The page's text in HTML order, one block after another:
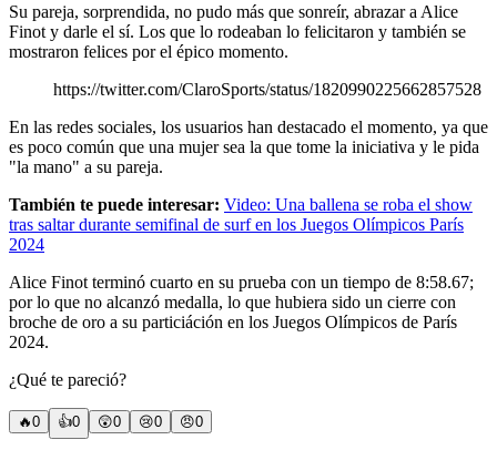
Su pareja, sorprendida, no pudo más que sonreír, abrazar a Alice
Finot y darle el sí. Los que lo rodeaban lo felicitaron y también se
mostraron felices por el épico momento.
https://twitter.com/ClaroSports/status/1820990225662857528
En las redes sociales, los usuarios han destacado el momento, ya que
es poco común que una mujer sea la que tome la iniciativa y le pida
"la mano" a su pareja.
También te puede interesar: Video: Una ballena se roba el show
tras saltar durante semifinal de surf en los Juegos Olímpicos París
2024
Alice Finot terminó cuarto en su prueba con un tiempo de 8:58.67;
por lo que no alcanzó medalla, lo que hubiera sido un cierre con
broche de oro a su particiáción en los Juegos Olímpicos de París
2024.
¿Qué te pareció?
🔥0 👍0 😲0 😢0 😠0